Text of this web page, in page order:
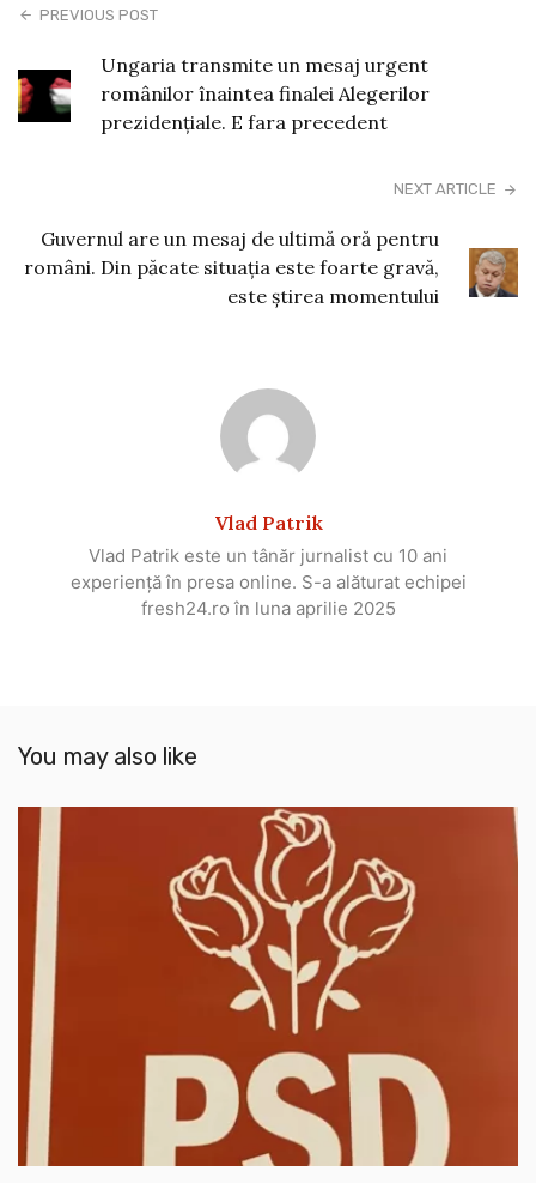
PREVIOUS POST
Ungaria transmite un mesaj urgent
românilor înaintea finalei Alegerilor
prezidențiale. E fara precedent
NEXT ARTICLE
Guvernul are un mesaj de ultimă oră pentru
români. Din păcate situația este foarte gravă,
este știrea momentului
Vlad Patrik
Vlad Patrik este un tânăr jurnalist cu 10 ani
experiență în presa online. S-a alăturat echipei
fresh24.ro în luna aprilie 2025
You may also like